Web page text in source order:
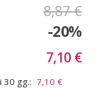
8,87 €
-20%
7,10 €
30 gg.: 7,10 €